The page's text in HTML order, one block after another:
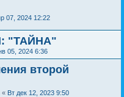
07, 2024 12:22
"ТАЙНА"
05, 2024 6:36
второй
« Вт дек 12, 2023 9:50